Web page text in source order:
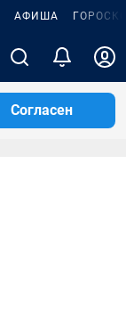
АФИША
Согласен